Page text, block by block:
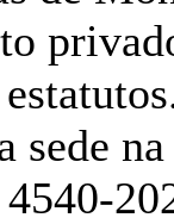
sede